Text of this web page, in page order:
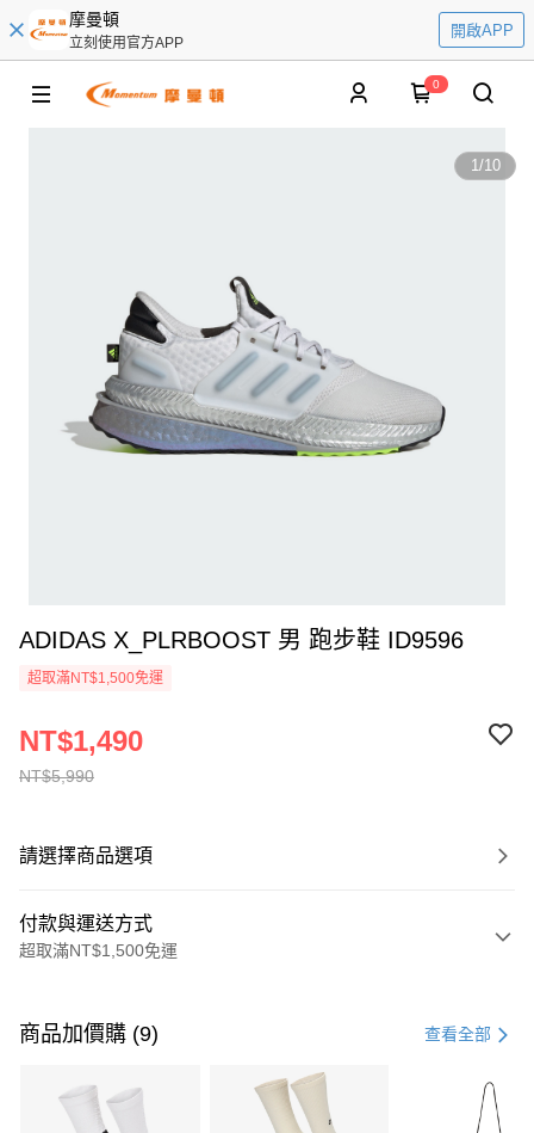
摩曼頓
立刻使用官方APP
開啟APP
0
1/10
ADIDAS X_PLRBOOST 男 跑步鞋 ID9596
超取滿NT$1,500免運
NT$5,990
NT$1,490
請選擇商品選項
付款與運送方式
超取滿NT$1,500免運
信用卡一次付款
3 期 0 利率 每期 21家銀行
商品加價購 (9) 查看全部